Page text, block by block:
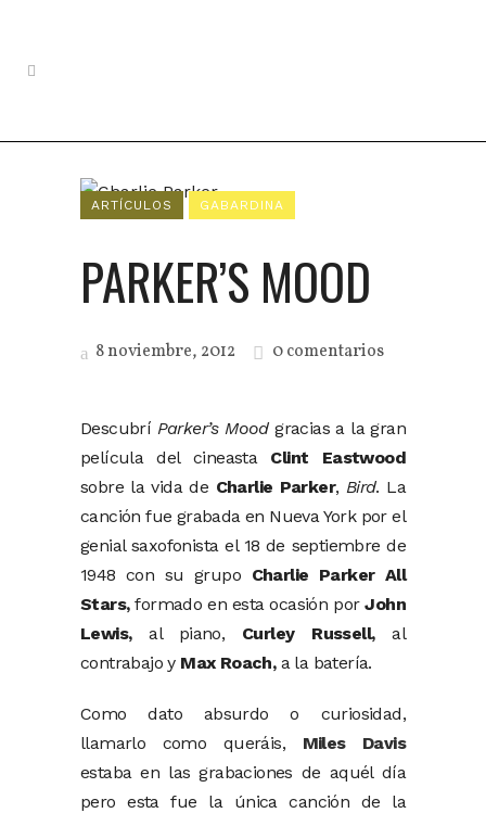
ARTÍCULOS GABARDINA
PARKER’S MOOD
8 noviembre, 2012 0 comentarios
Descubrí Parker’s Moodgracias a la gran
película del cineasta Clint Eastwood
sobre la vida de Charlie Parker, Bird. La
canción fue grabada en Nueva York por el
genial saxofonista el 18 de septiembre de
1948 con su grupo Charlie Parker All
Stars,formado en esta ocasión porJohn
Lewis,al piano, Curley Russell,al
contrabajo y Max Roach,a la batería.
Como dato absurdo o curiosidad,
llamarlo como queráis, Miles Davis
estaba en las grabaciones de aquél día
pero esta fue la única canción de la